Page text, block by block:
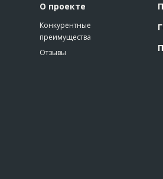
О проекте
Конкурентные
преимущества
Отзывы